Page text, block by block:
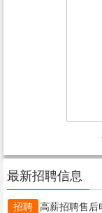
最新招聘信息
招聘